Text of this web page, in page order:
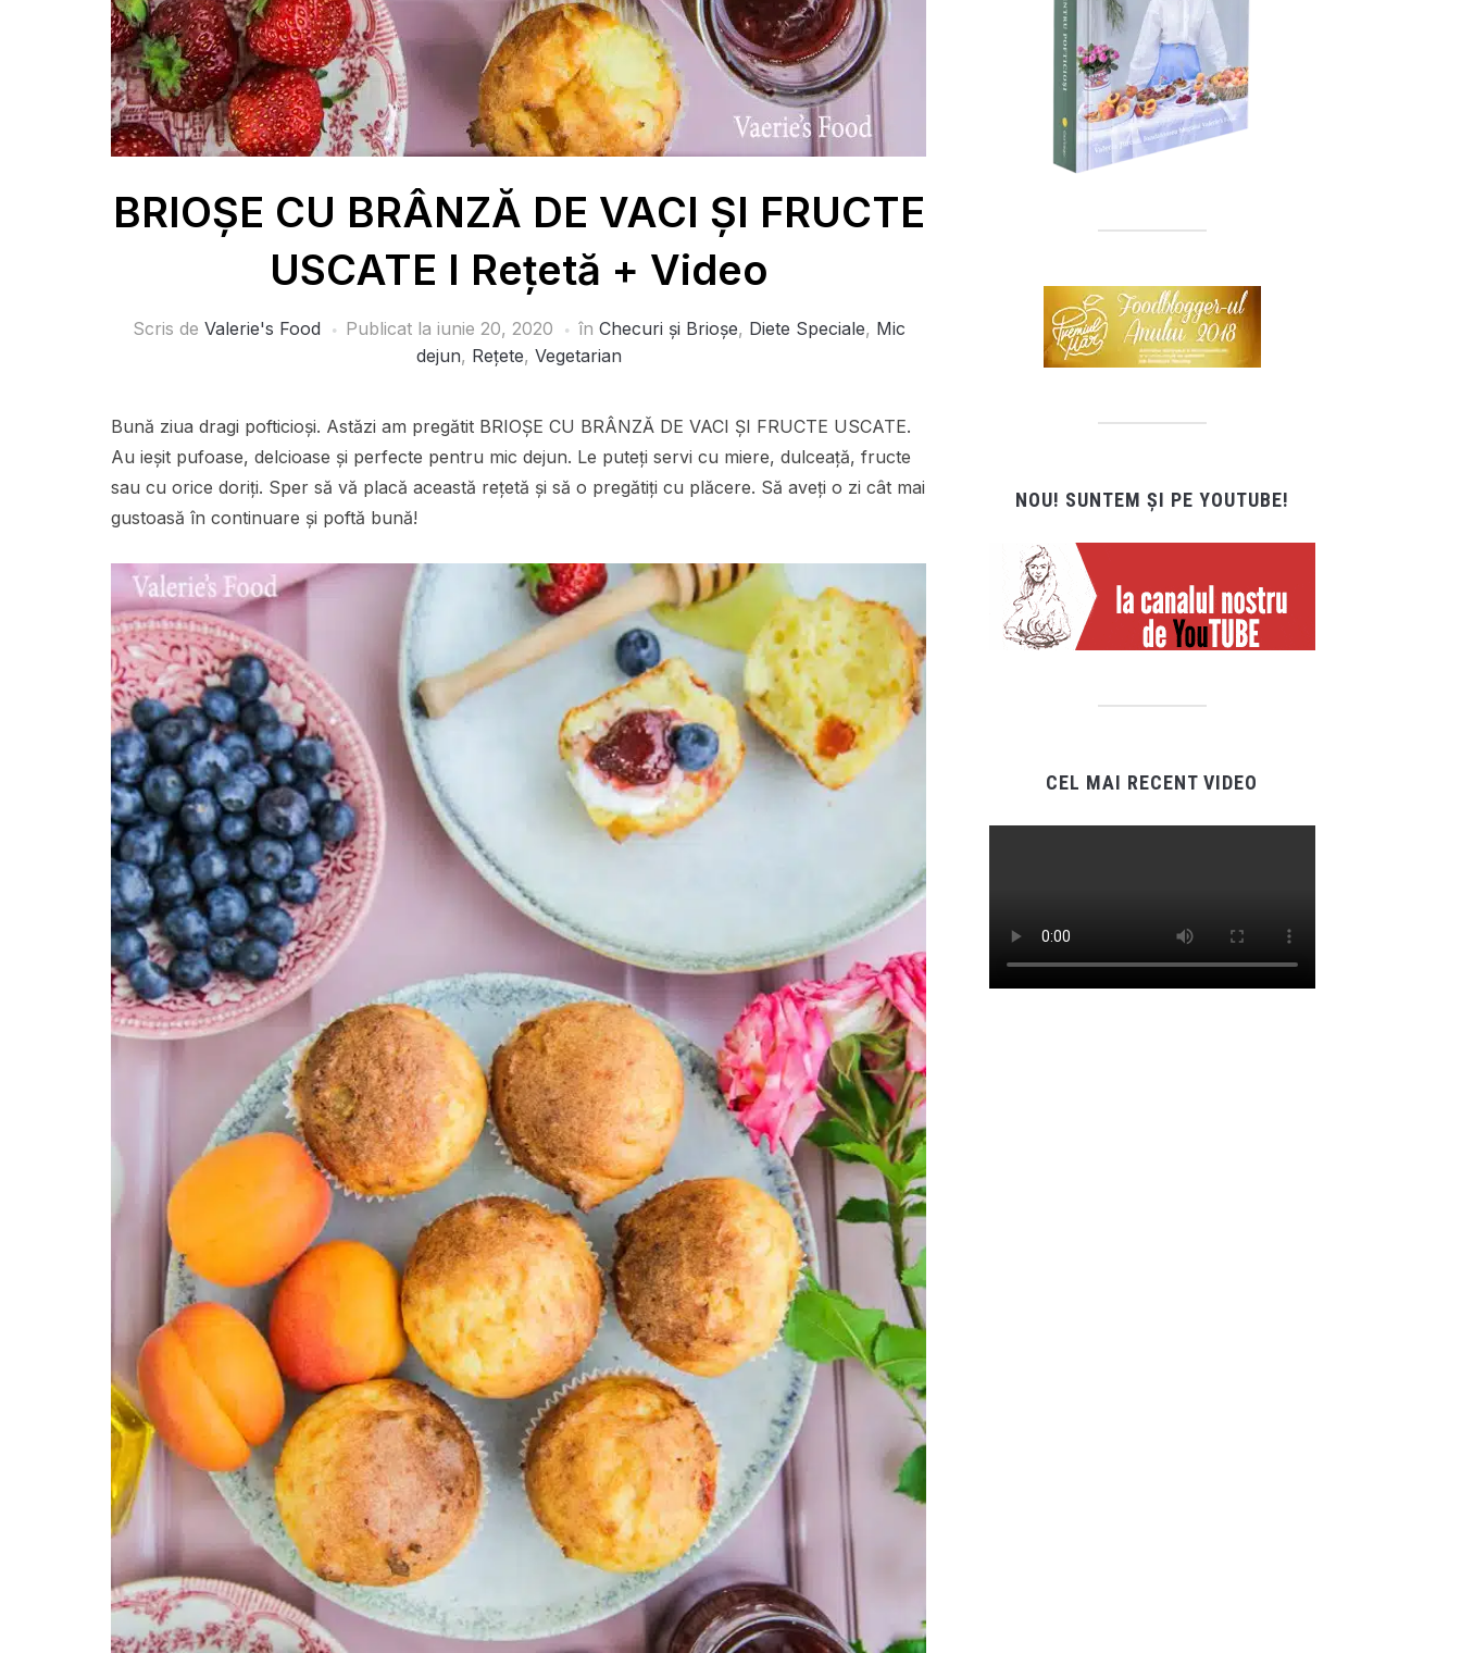
BRIOȘE CU BRÂNZĂ DE VACI ȘI FRUCTE
USCATE I Rețetă + Video
Scris de Valerie's Food Publicat la iunie 20, 2020 în Checuri și Brioșe, Diete Speciale, Mic
dejun, Rețete, Vegetarian
Bună ziua dragi pofticioși. Astăzi am pregătit BRIOȘE CU BRÂNZĂ DE VACI ȘI FRUCTE USCATE.
Au ieșit pufoase, delcioase și perfecte pentru mic dejun. Le puteți servi cu miere, dulceață, fructe
sau cu orice doriți. Sper să vă placă această rețetă și să o pregătiți cu plăcere. Să aveți o zi cât mai
gustoasă în continuare și poftă bună!
NOU! SUNTEM ȘI PE YOUTUBE!
CEL MAI RECENT VIDEO